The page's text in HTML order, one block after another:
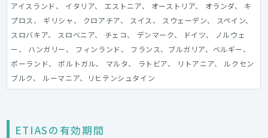
アイスランド、 イタリア、 エストニア、 オーストリア、 オランダ、 キ
プロス、 ギリシャ、 クロアチア、 スイス、 スウェーデン、 スペイン、
スロバキア、 スロベニア、 チェコ、 デンマーク、 ドイツ、 ノルウェ
ー、 ハンガリー、 フィンランド、 フランス、ブルガリア、ベルギー、
ポーランド、 ポルトガル、 マルタ、 ラトビア、 リトアニア、 ルクセン
ブルク、 ルーマニア、リヒテンシュタイン
ETIASの有効期間